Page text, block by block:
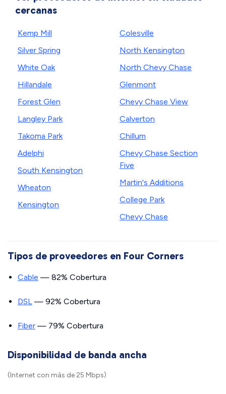
cercanas
Kemp Mill
Silver Spring
White Oak
Hillandale
Forest Glen
Langley Park
Takoma Park
Adelphi
South Kensington
Wheaton
Kensington
Colesville
North Kensington
North Chevy Chase
Glenmont
Chevy Chase View
Calverton
Chillum
Chevy Chase Section
Five
Martin's Additions
College Park
Chevy Chase
Tipos de proveedores en Four Corners
Cable — 82% Cobertura
DSL — 92% Cobertura
Fiber — 79% Cobertura
Disponibilidad de banda ancha
(Internet con más de 25 Mbps)